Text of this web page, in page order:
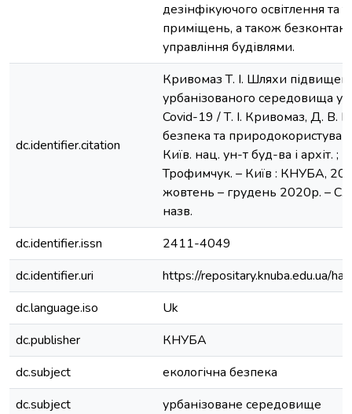
дезінфікуючого освітлення та
приміщень, а також
управління будівлями.
dc.identifier.citation
Кривомаз Т. І. Шляхи
урбанізованого середовища у
Covid-19 / Т. І. Кривомаз, Д. В.
безпека та
Київ. нац. ун-т буд-ва і архіт. ;
Трофимчук. – Київ : КНУБА,
жовтень – грудень 2020р. – С.
назв.
dc.identifier.issn
2411-4049
dc.identifier.uri
https://repositary.knuba.edu.ua/
dc.language.iso
Uk
dc.publisher
КНУБА
dc.subject
екологічна безпека
dc.subject
урбанізоване середовище